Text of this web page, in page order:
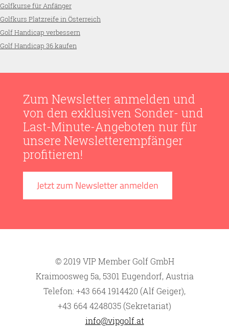
Golfkurse für Anfänger
Golfkurs Platzreife in Österreich
Golf Handicap verbessern
Golf Handicap 36 kaufen
Zum Newsletter anmelden und
von den exklusiven Sonder- und
Last-Minute-Angeboten nur für
unsere Newsletterempfänger
profitieren!
Jetzt zum Newsletter anmelden
© 2019 VIP Member Golf GmbH
Kraimoosweg 5a, 5301 Eugendorf, Austria
Telefon: +43 664 1914420 (Alf Geiger),
+43 664 4248035 (Sekretariat)
info@vipgolf.at